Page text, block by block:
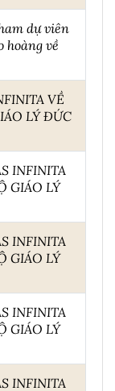
dự viên
hoàng về
VỀ
LÝ ĐỨC
INFINITA
GIÁO LÝ
INFINITA
GIÁO LÝ
INFINITA
GIÁO LÝ
INFINITA